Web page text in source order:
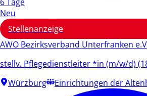
Neu
Stellenanzeige
AWO Bezirksverband Unterfranken
stellv. Pflegedienstleiter *in (m/w/d)
Würzburg
Einrichtungen der